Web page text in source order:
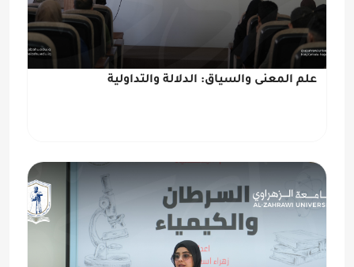
علم المعنى والسياق: الدلالة والتداولية